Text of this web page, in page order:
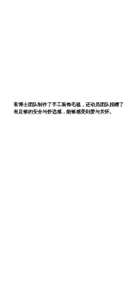
客博士团队制作了手工装饰毛毯，还动员团队捐赠
有足够的安全与舒适感，能够感受到爱与关怀。